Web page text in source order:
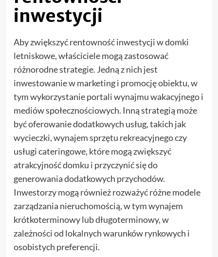
inwestycji
Aby zwiększyć rentowność inwestycji w domki
letniskowe, właściciele mogą zastosować
różnorodne strategie. Jedną z nich jest
inwestowanie w marketing i promocję obiektu, w
tym wykorzystanie portali wynajmu wakacyjnego i
mediów społecznościowych. Inną strategią może
być oferowanie dodatkowych usług, takich jak
wycieczki, wynajem sprzętu rekreacyjnego czy
usługi cateringowe, które mogą zwiększyć
atrakcyjność domku i przyczynić się do
generowania dodatkowych przychodów.
Inwestorzy mogą również rozważyć różne modele
zarządzania nieruchomością, w tym wynajem
krótkoterminowy lub długoterminowy, w
zależności od lokalnych warunków rynkowych i
osobistych preferencji.